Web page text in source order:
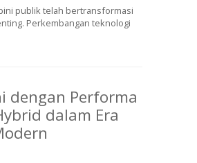
publik telah bertransformasi
Perkembangan teknologi
dengan Performa
dalam Era